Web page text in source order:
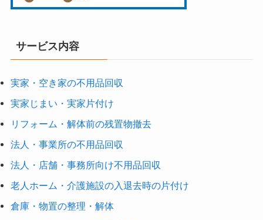
サービス内容
実家・空き家の不用品回収
実家じまい・実家片付け
リフォーム・解体前の残置物撤去
法人・事業所の不用品回収
法人・店舗・事務所向け不用品回収
老人ホーム・介護施設の入退去時の片付け
倉庫・物置の整理・解体